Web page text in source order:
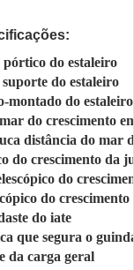
pórtico do estaleiro
do estaleiro
montado do estaleiro
do crescimento
distância do mar
do crescimento da
do
do crescimento
do iate
que segura o
da carga geral